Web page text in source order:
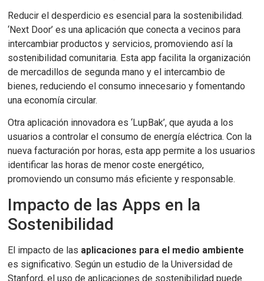
Reducir el desperdicio es esencial para la sostenibilidad.
‘Next Door’ es una aplicación que conecta a vecinos para
intercambiar productos y servicios, promoviendo así la
sostenibilidad comunitaria. Esta app facilita la organización
de mercadillos de segunda mano y el intercambio de
bienes, reduciendo el consumo innecesario y fomentando
una economía circular.
Otra aplicación innovadora es ‘LupBak’, que ayuda a los
usuarios a controlar el consumo de energía eléctrica. Con la
nueva facturación por horas, esta app permite a los usuarios
identificar las horas de menor coste energético,
promoviendo un consumo más eficiente y responsable.
Impacto de las Apps en la
Sostenibilidad
El impacto de las aplicaciones para el medio ambiente
es significativo. Según un estudio de la Universidad de
Stanford, el uso de aplicaciones de sostenibilidad puede